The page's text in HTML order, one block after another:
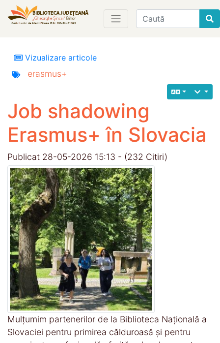
Find
Vizualizare articole
erasmus+
Job shadowing
Erasmus+ în Slovacia
Publicat 28-05-2026 15:13 - (232 Citiri)
Mulțumim partenerilor de la Biblioteca Națională a
Slovaciei pentru primirea călduroasă și pentru